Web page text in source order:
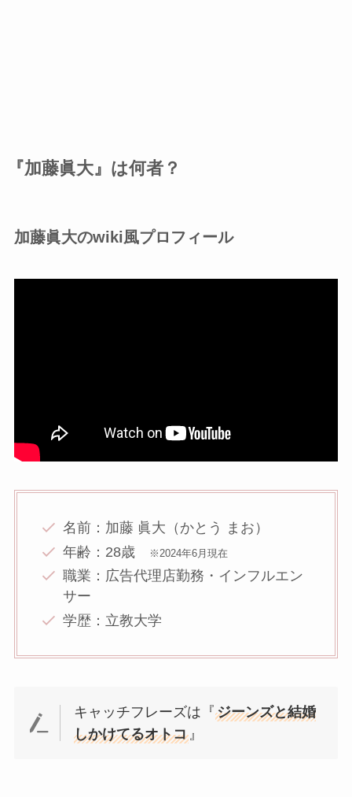
『加藤眞大』は何者？
加藤眞大のwiki風プロフィール
名前：加藤 眞大（かとう まお）
年齢：28歳
※2024年6月現在
職業：広告代理店勤務・インフルエン
サー
学歴：立教大学
キャッチフレーズは『ジーンズと結婚
しかけてるオトコ 』